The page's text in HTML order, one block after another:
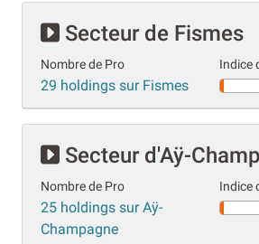
Secteur de Fismes
Nombre de Pro
29 holdings sur Fismes
Indice
Secteur d'Aÿ-
Nombre de Pro
25 holdings sur Aÿ-
Champagne
Indice